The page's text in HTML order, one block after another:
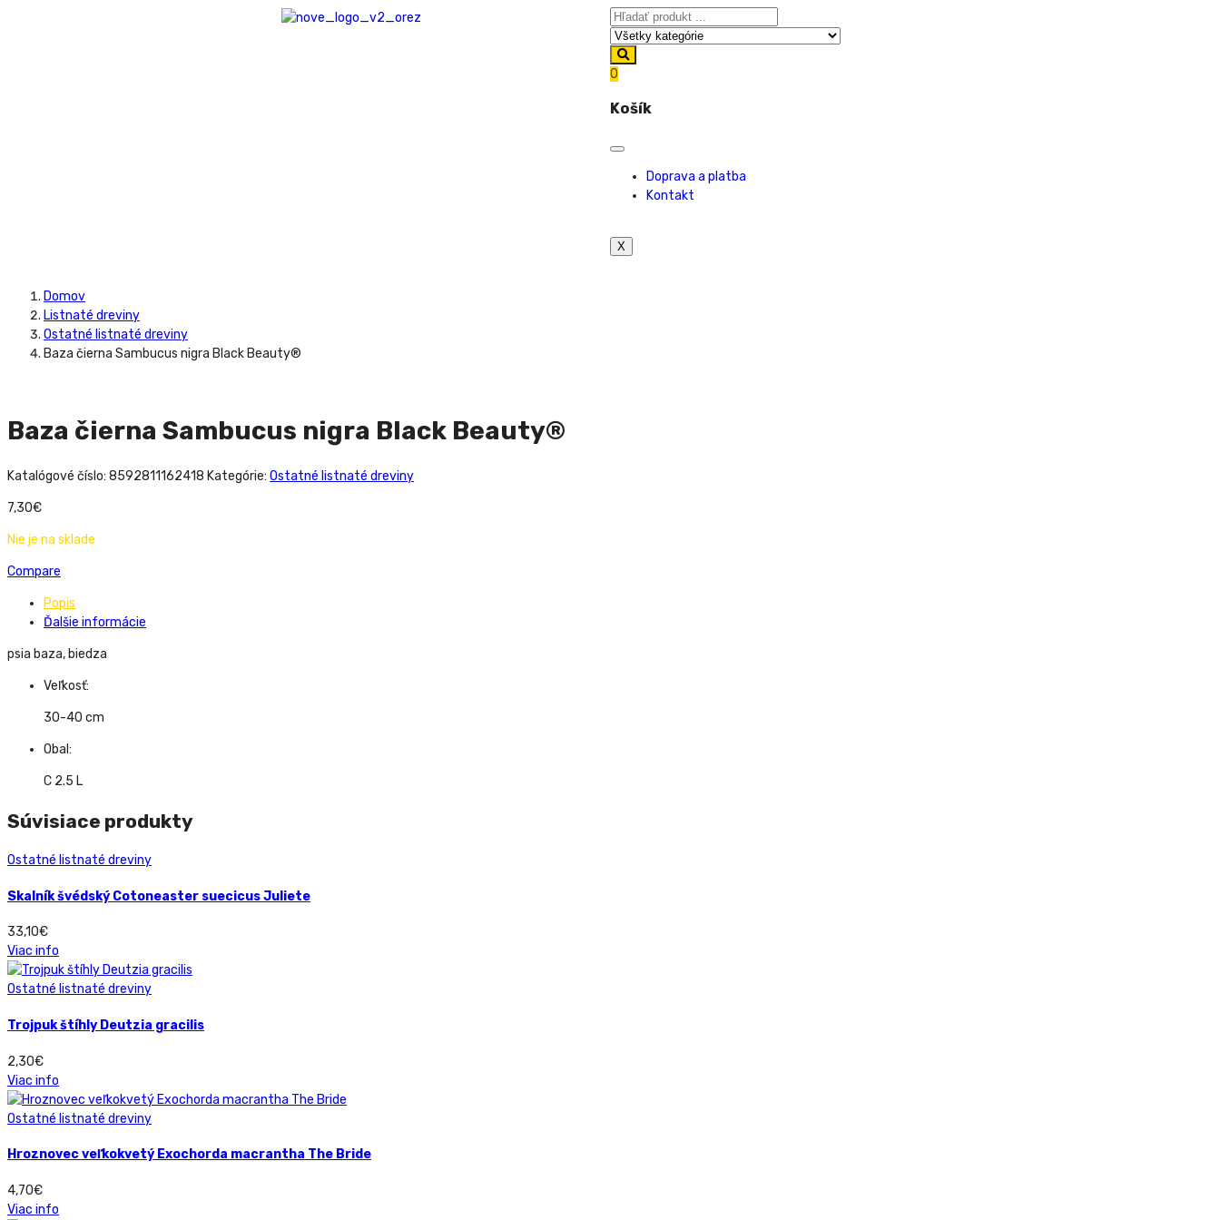
0
Košík
Doprava a platba
Kontakt
X
Domov
Listnaté dreviny
Ostatné listnaté dreviny
Baza čierna Sambucus nigra Black Beauty®
Baza čierna Sambucus nigra Black Beauty®
Katalógové číslo: 8592811162418 Kategórie: Ostatné listnaté dreviny
7,30€
Nie je na sklade
Compare
Popis
Ďalšie informácie
psia baza, biedza
Veľkosť:
30-40 cm
Obal:
C 2.5 L
Súvisiace produkty
Ostatné listnaté dreviny
Skalník švédský Cotoneaster suecicus Juliete
33,10€
Viac info
Ostatné listnaté dreviny
Trojpuk štíhly Deutzia gracilis
2,30€
Viac info
Ostatné listnaté dreviny
Hroznovec veľkokvetý Exochorda macrantha The Bride
4,70€
Viac info